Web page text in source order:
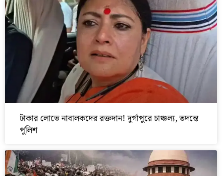
টাকার লোভে নাবালকদের রক্তদান! দুর্গাপুরে চাঞ্চল্য, তদন্তে
পুলিশ